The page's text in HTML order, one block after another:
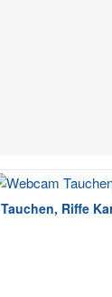
Tauchen, Riffe